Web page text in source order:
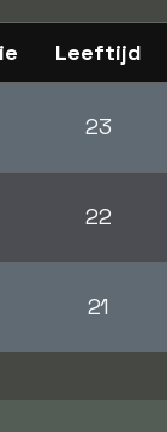
Leeftijd
23
22
21